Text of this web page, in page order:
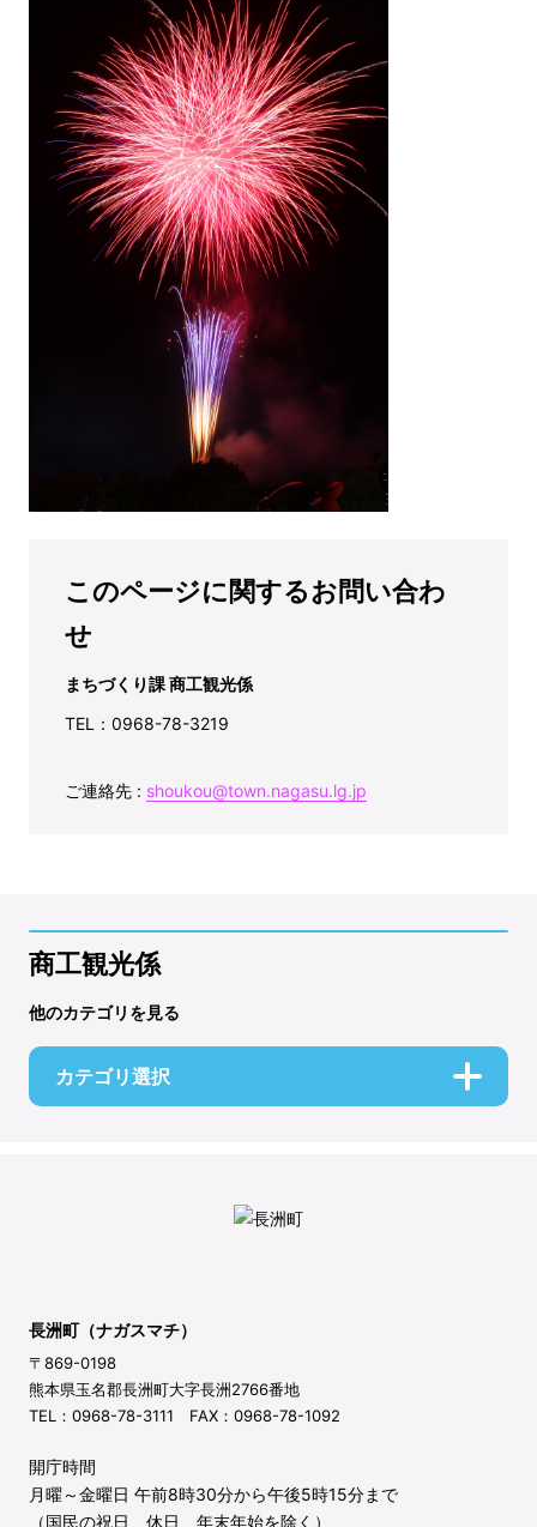
このページに関するお問い合わ
せ
まちづくり課 商工観光係
TEL：0968-78-3219
ご連絡先 : shoukou@town.nagasu.lg.jp
商工観光係
他のカテゴリを見る
カテゴリ選択
長洲町（ナガスマチ）
〒869-0198
熊本県玉名郡長洲町大字長洲2766番地
TEL：0968-78-3111 FAX：0968-78-1092
開庁時間
月曜～金曜日 午前8時30分から午後5時15分まで
（国民の祝日、休日、年末年始を除く）